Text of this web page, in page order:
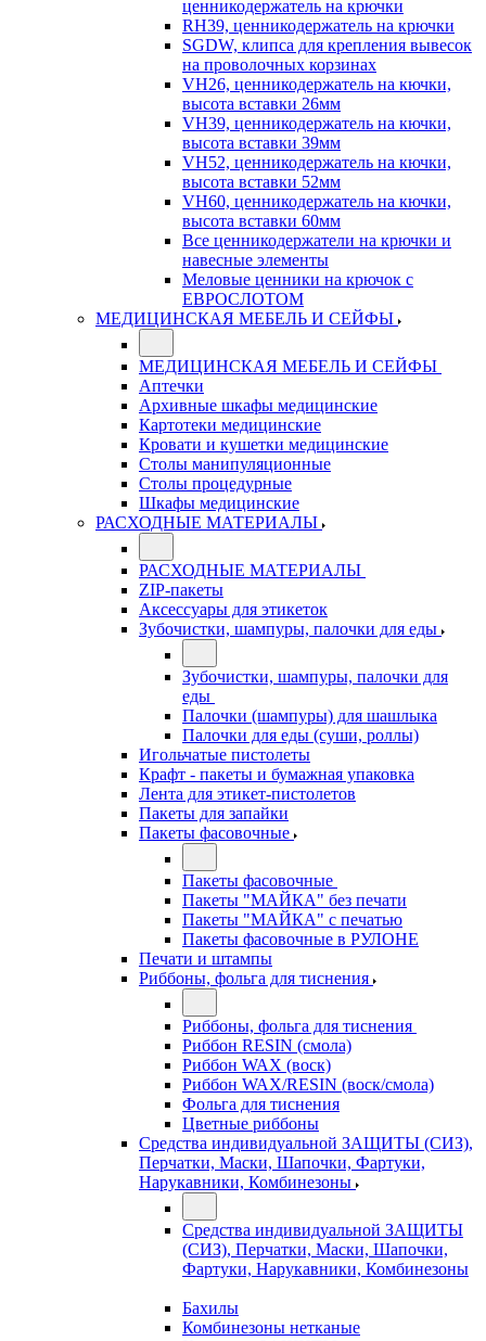
ценникодержатель на крючки
RH39, ценникодержатель на крючки
SGDW, клипса для крепления вывесок
на проволочных корзинах
VH26, ценникодержатель на кючки,
высота вставки 26мм
VH39, ценникодержатель на кючки,
высота вставки 39мм
VH52, ценникодержатель на кючки,
высота вставки 52мм
VH60, ценникодержатель на кючки,
высота вставки 60мм
Все ценникодержатели на крючки и
навесные элементы
Меловые ценники на крючок с
ЕВРОСЛОТОМ
МЕДИЦИНСКАЯ МЕБЕЛЬ И СЕЙФЫ
МЕДИЦИНСКАЯ МЕБЕЛЬ И СЕЙФЫ
Аптечки
Архивные шкафы медицинские
Картотеки медицинские
Кровати и кушетки медицинские
Столы манипуляционные
Столы процедурные
Шкафы медицинские
РАСХОДНЫЕ МАТЕРИАЛЫ
РАСХОДНЫЕ МАТЕРИАЛЫ
ZIP-пакеты
Аксессуары для этикеток
Зубочистки, шампуры, палочки для еды
Зубочистки, шампуры, палочки для
еды
Палочки (шампуры) для шашлыка
Палочки для еды (суши, роллы)
Игольчатые пистолеты
Крафт - пакеты и бумажная упаковка
Лента для этикет-пистолетов
Пакеты для запайки
Пакеты фасовочные
Пакеты фасовочные
Пакеты "МАЙКА" без печати
Пакеты "МАЙКА" с печатью
Пакеты фасовочные в РУЛОНЕ
Печати и штампы
Риббоны, фольга для тиснения
Риббоны, фольга для тиснения
Риббон RESIN (смола)
Риббон WAX (воск)
Риббон WAX/RESIN (воск/смола)
Фольга для тиснения
Цветные риббоны
Средства индивидуальной ЗАЩИТЫ (СИЗ),
Перчатки, Маски, Шапочки, Фартуки,
Нарукавники, Комбинезоны
Средства индивидуальной ЗАЩИТЫ
(СИЗ), Перчатки, Маски, Шапочки,
Фартуки, Нарукавники, Комбинезоны
Бахилы
Комбинезоны нетканые